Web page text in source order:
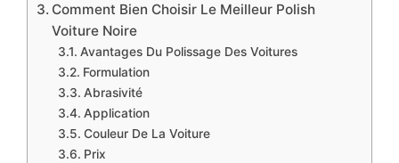
​Comment Bien Choisir Le Meilleur Polish
Voiture Noire
​Avantages Du Polissage Des Voitures
​Formulation
​Abrasivité
​Application
​Couleur De La Voiture
​Prix